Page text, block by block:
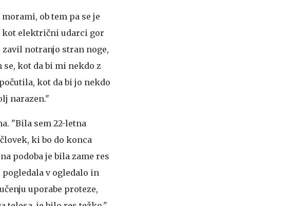
ob tem pa se je
kot električni udarci gor
zavil notranjo stran noge,
se, kot da bi mi nekdo z
kot da bi jo nekdo
narazen."
"Bila sem 22-letna
ki bo do konca
podoba je bila zame res
v ogledalo in
uporabe proteze,